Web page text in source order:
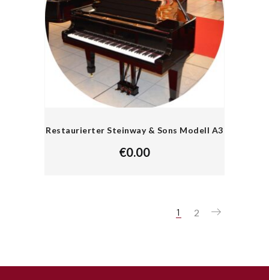
Restaurierter Steinway & Sons Modell A3
€0.00
1 2